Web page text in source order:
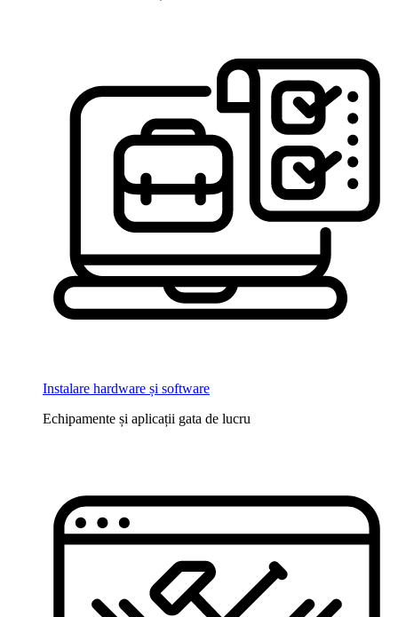
Instalare hardware și software
Echipamente și aplicații gata de lucru